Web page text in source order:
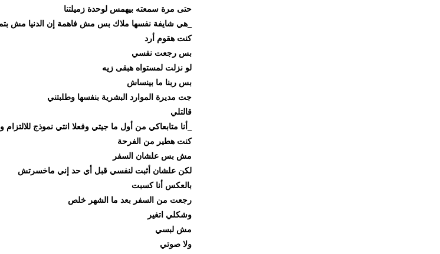
حتى مرة سمعته بيهمس لوحدة زميلتنا
_هي شايفة نفسها ملاك بس مش فاهمة إن الدنيا مش
كنت هقوم أرد
بس رجعت نفسي
لو نزلت لمستواه هبقى زيه
بس ربنا ما بينساش
جت مديرة الموارد البشرية بنفسها وطلبتني
قالتلي
_أنا متابعاكي من أول ما جيتي وفعلا انتي نموذج
كنت هطير من الفرحة
مش بس علشان السفر
لكن علشان أثبت لنفسي قبل أي حد إني ماخسرتش
بالعكس أنا كسبت
رجعت من السفر بعد ما الشهر خلص
وشكلي اتغير
مش لبسي
ولا صوتي